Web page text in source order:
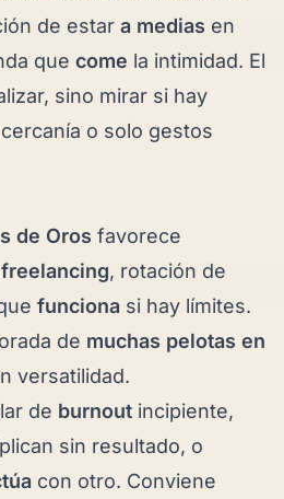
de estar a medias en
que come la intimidad. El
sino mirar si hay
o solo gestos
de Oros favorece
, rotación de
funciona si hay límites.
de muchas pelotas en
versatilidad.
de burnout incipiente,
sin resultado, o
con otro. Conviene